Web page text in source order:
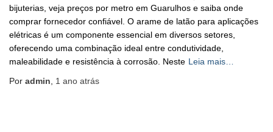
bijuterias, veja preços por metro em Guarulhos e saiba onde
comprar fornecedor confiável. O arame de latão para aplicações
elétricas é um componente essencial em diversos setores,
oferecendo uma combinação ideal entre condutividade,
maleabilidade e resistência à corrosão. Neste Leia mais…
Por admin 1 ano atrás